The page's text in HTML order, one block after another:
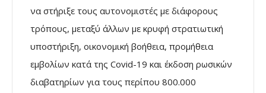
να στήριξε τους αυτονομιστές με διάφορους
τρόπους, μεταξύ άλλων με κρυφή στρατιωτική
υποστήριξη, οικονομική βοήθεια, προμήθεια
εμβολίων κατά της Covid-19 και έκδοση ρωσικών
διαβατηρίων για τους περίπου 800.000